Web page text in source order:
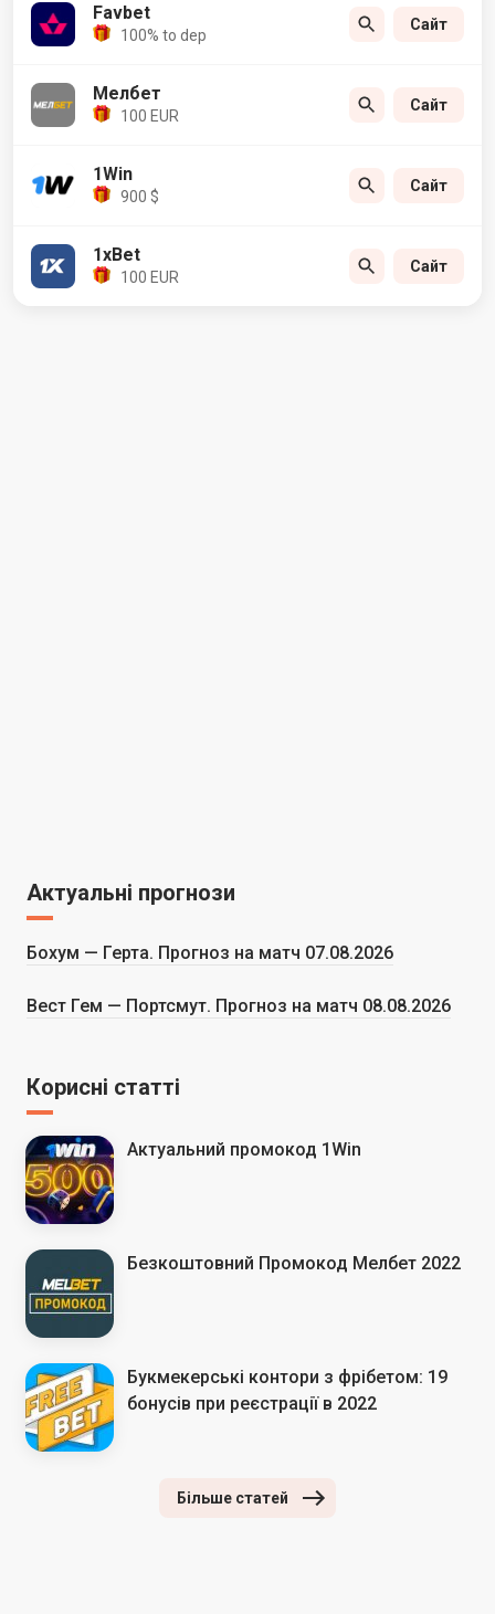
Favbet
100% to dep
Сайт
Мелбет
100 EUR
Сайт
1Win
900 $
Сайт
1xBet
100 EUR
Сайт
Актуальні прогнози
Бохум — Герта. Прогноз на матч 07.08.2026
Вест Гем — Портсмут. Прогноз на матч 08.08.2026
Корисні статті
Актуальний промокод 1Win
Безкоштовний Промокод Мелбет 2022
Букмекерські контори з фрібетом: 19
бонусів при реєстрації в 2022
Більше статей